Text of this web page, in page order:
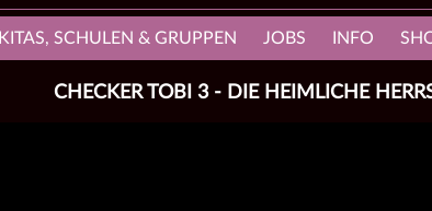
KITAS, SCHULEN & GRUPPEN JOBS INFO
CHECKER TOBI 3 - DIE HEIMLICHE